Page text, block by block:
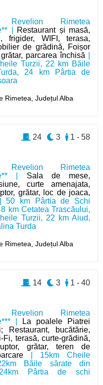
Revelion Rimetea
|
Restaurant și masă,
frigider, WIFI, terasa,
de grădină, Foișor
parcarea închisă
Turzii, 22 km Băile
24 km Pârtia de
Rimetea,Județul Alba
Revelion Rimetea
| Sala de mese,
curte amenajata,
grătar, loc de joaca,
50 km Pârtia de Schi
km Cetatea Trascăului,
Turzii, 22 km Aiud,
Turda
Rimetea,Județul Alba
1 - 58
3
24
Revelion Rimetea
|
La poalele Piatrei
Restaurant, bucătărie,
terasă, curte‑grădină,
grătar, teren de
| 15km Cheile
Băile sărate din
Pârtia de schi
1 - 40
3
14